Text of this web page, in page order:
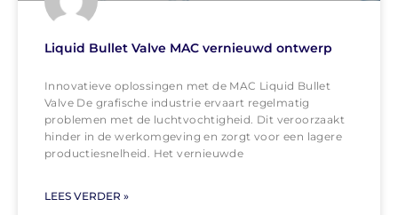
Liquid Bullet Valve MAC vernieuwd ontwerp
Innovatieve oplossingen met de MAC Liquid Bullet
Valve De grafische industrie ervaart regelmatig
problemen met de luchtvochtigheid. Dit veroorzaakt
hinder in de werkomgeving en zorgt voor een lagere
productiesnelheid. Het vernieuwde
LEES VERDER »